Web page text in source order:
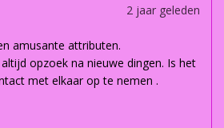
2 jaar geleden
amusante attributen.
opzoek na nieuwe dingen. Is het
met elkaar op te nemen .